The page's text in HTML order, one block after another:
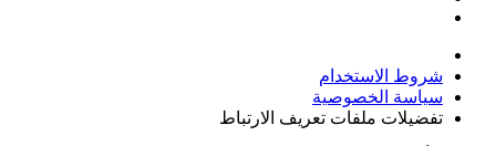
شروط الاستخدام
سياسة الخصوصية
تفضيلات ملفات تعريف الارتباط